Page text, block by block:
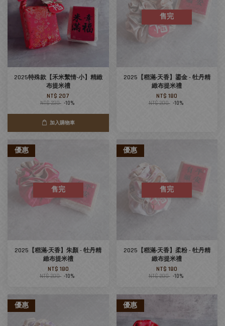
2025特殊款【禾米繫情-小】精緻
布提米禮
NT$ 207
NT$ 230 -10%
加入購物車
售完
2025【稻滿‧天香】鎏金 - 牡丹精
緻布提米禮
NT$ 180
NT$ 200 -10%
優惠
售完
2025【稻滿‧天香】朱顏 - 牡丹精
緻布提米禮
NT$ 180
NT$ 200 -10%
優惠
售完
2025【稻滿‧天香】柔粉 - 牡丹精
緻布提米禮
NT$ 180
NT$ 200 -10%
優惠 優惠